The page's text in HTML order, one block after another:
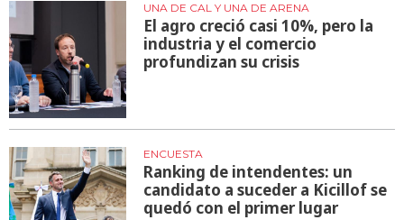
UNA DE CAL Y UNA DE ARENA
El agro creció casi 10%, pero la
industria y el comercio
profundizan su crisis
ENCUESTA
Ranking de intendentes: un
candidato a suceder a Kicillof se
quedó con el primer lugar